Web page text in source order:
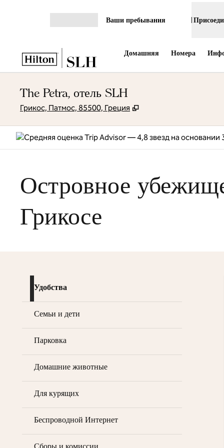
Ваши пребывания
Домашняя Номера
The Petra, отель SLH
Грикос, Патмос, 85500, Греция ,
Островное
Грикосе
Удобства
Семьи и дети
Парковка
Домашние животные
Для курящих
Беспроводной Интернет